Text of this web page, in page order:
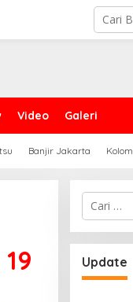
Video Galeri
Banjir Jakarta Kolom
Cari
untuk:
Update